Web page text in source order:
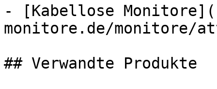
- [Kabellose
monitore.de/
## Verwandte Produkte